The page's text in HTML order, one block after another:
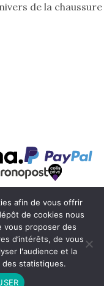
de la chaussure
- Retour-Contact
rights reserved
afin de vous offrir
de cookies nous
vous proposer des
d’intérêts, de vous
l'audience et la
des statistiques.